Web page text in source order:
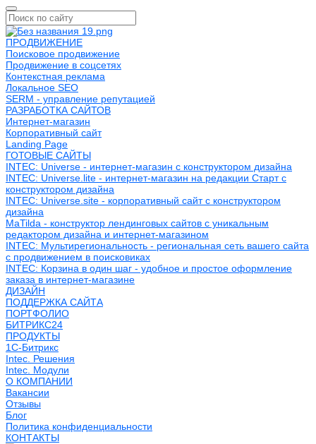
ПРОДВИЖЕНИЕ
Поисковое продвижение
Продвижение в соцсетях
Контекстная реклама
Локальное SEO
SERM - управление репутацией
РАЗРАБОТКА САЙТОВ
Интернет-магазин
Корпоративный сайт
Landing Page
ГОТОВЫЕ САЙТЫ
INTEC: Universe - интернет-магазин с конструктором дизайна
INTEC: Universe.lite - интернет-магазин на редакции Старт с
конструктором дизайна
INTEC: Universe.site - корпоративный сайт с конструктором
дизайна
MaTilda - конструктор лендинговых сайтов с уникальным
редактором дизайна и интернет-магазином
INTEC: Мультирегиональность - региональная сеть вашего сайта
с продвижением в поисковиках
INTEC: Корзина в один шаг - удобное и простое оформление
заказа в интернет-магазине
ДИЗАЙН
ПОДДЕРЖКА САЙТА
ПОРТФОЛИО
БИТРИКС24
ПРОДУКТЫ
1С-Битрикс
Intec. Решения
Intec. Модули
О КОМПАНИИ
Вакансии
Отзывы
Блог
Политика конфиденциальности
КОНТАКТЫ